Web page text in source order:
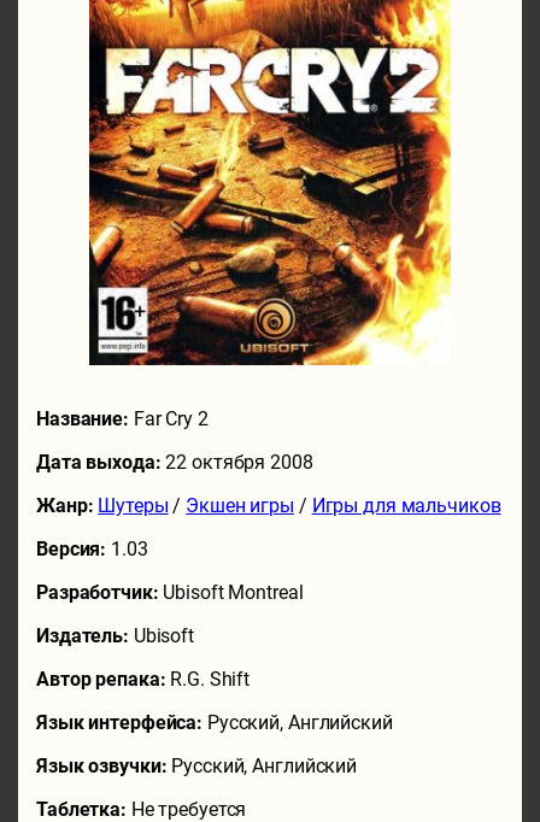
Название: Far Cry 2
Дата выхода:22 октября 2008
Жанр: Шутеры / Экшен игры / Игры для мальчиков
Версия: 1.03
Разработчик: Ubisoft Montreal
Издатель: Ubisoft
Автор репака: R.G. Shift
Язык интерфейса: Русский, Английский
Язык озвучки: Русский, Английский
Таблетка: Не требуется